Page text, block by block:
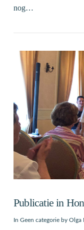
nog…
Publicatie in
In Geen categorieby Olga